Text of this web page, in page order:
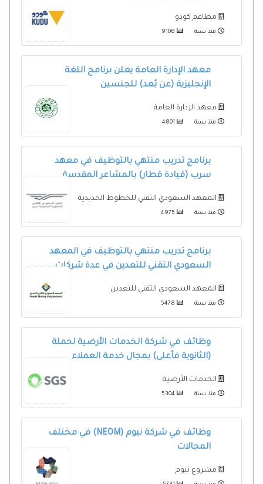
مطاعم كودو
منذ سنة
معهد الإدارة العامة يعلن برنامج اللغة
الإنجليزية (عن بُعد) للجنسين
معهد الإدارة العامة
منذ سنة
برنامج تدريب منتهي بالتوظيف في معهد
سرب (قيادة قطار) بالمشاعر المقدسة
المعهد السعودي التقني للخطوط الحديدية
منذ سنة
برنامج تدريب منتهي بالتوظيف في المعهد
السعودي التقني للتعدين في عدة شركات
المعهد السعودي التقني للتعدين
منذ سنة
وظائف في شركة الخدمات الأرضية لحملة
(الثانوية فأعلى) بمجال خدمة العملاء
الخدمات الأرضية
منذ سنة
وظائف في شركة نيوم (NEOM) في مختلف
المجالات
مشروع نيوم